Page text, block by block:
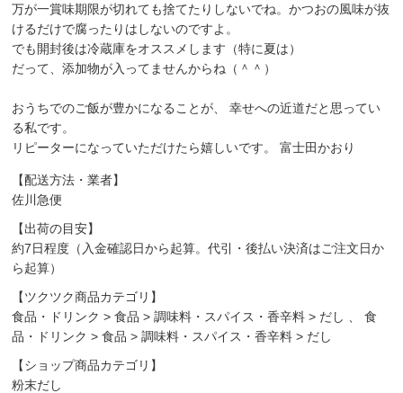
万が一賞味期限が切れても捨てたりしないでね。かつおの風味が抜
けるだけで腐ったりはしないのですよ。
でも開封後は冷蔵庫をオススメします（特に夏は）
だって、添加物が入ってませんからね（＾＾）
おうちでのご飯が豊かになることが、 幸せへの近道だと思ってい
る私です。
リピーターになっていただけたら嬉しいです。 富士田かおり
【配送方法・業者】
佐川急便
【出荷の目安】
約7日程度（入金確認日から起算。代引・後払い決済はご注文日か
ら起算）
【ツクツク商品カテゴリ】
食品・ドリンク >食品 >調味料・スパイス・香辛料 > だし 、食
品・ドリンク >食品 >調味料・スパイス・香辛料 > だし
【ショップ商品カテゴリ】
粉末だし